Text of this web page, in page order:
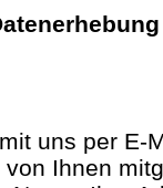
uns per E-
Ihnen